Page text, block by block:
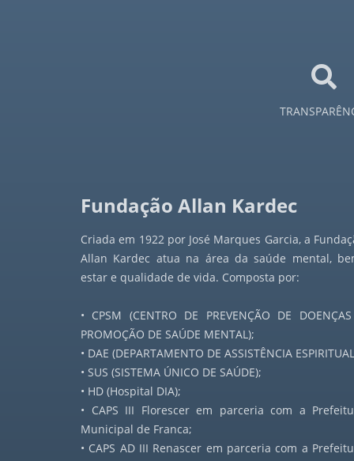
Jornal a Nova Era - 1949
Jornal a Nova Era - 1950
Jornal a Nova Era - 1951
Jornal a Nova Era - 1952
Jornal a Nova Era - 1953
Jornal a Nova Era - 1954
Fundação Allan Kardec
Criada em 1922 por José Marques Garcia, a
Allan Kardec atua na área da saúde mental,
estar e qualidade de vida. Composta por:
• CPSM (CENTRO DE PREVENÇÃO DE
PROMOÇÃO DE SAÚDE MENTAL);
• DAE (DEPARTAMENTO DE ASSISTÊNCIA
• SUS (SISTEMA ÚNICO DE SAÚDE);
• HD (Hospital DIA);
• CAPS III Florescer em parceria com a
Municipal de Franca;
• CAPS AD III Renascer em parceria com a